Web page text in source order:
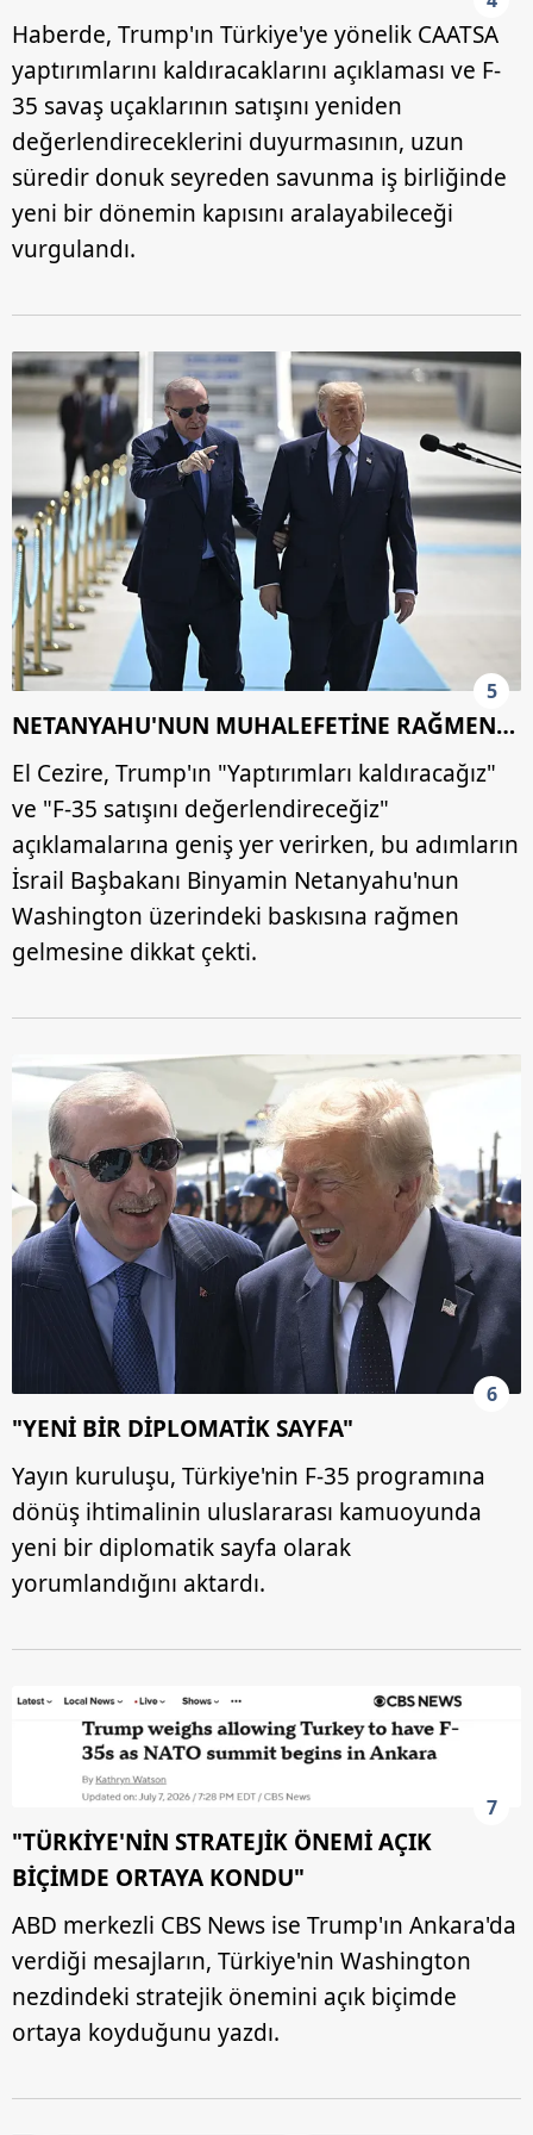
Haberde, Trump'ın Türkiye'ye yönelik CAATSA
yaptırımlarını kaldıracaklarını açıklaması ve F-
35 savaş uçaklarının satışını yeniden
değerlendireceklerini duyurmasının, uzun
süredir donuk seyreden savunma iş birliğinde
yeni bir dönemin kapısını aralayabileceği
vurgulandı.
5
NETANYAHU'NUN MUHALEFETİNE RAĞMEN…
El Cezire, Trump'ın "Yaptırımları kaldıracağız"
ve "F-35 satışını değerlendireceğiz"
açıklamalarına geniş yer verirken, bu adımların
İsrail Başbakanı Binyamin Netanyahu'nun
Washington üzerindeki baskısına rağmen
gelmesine dikkat çekti.
6
"YENİ BİR DİPLOMATİK SAYFA"
Yayın kuruluşu, Türkiye'nin F-35 programına
dönüş ihtimalinin uluslararası kamuoyunda
yeni bir diplomatik sayfa olarak
yorumlandığını aktardı.
7
"TÜRKİYE'NİN STRATEJİK ÖNEMİ AÇIK
BİÇİMDE ORTAYA KONDU"
ABD merkezli CBS News ise Trump'ın Ankara'da
verdiği mesajların, Türkiye'nin Washington
nezdindeki stratejik önemini açık biçimde
ortaya koyduğunu yazdı.